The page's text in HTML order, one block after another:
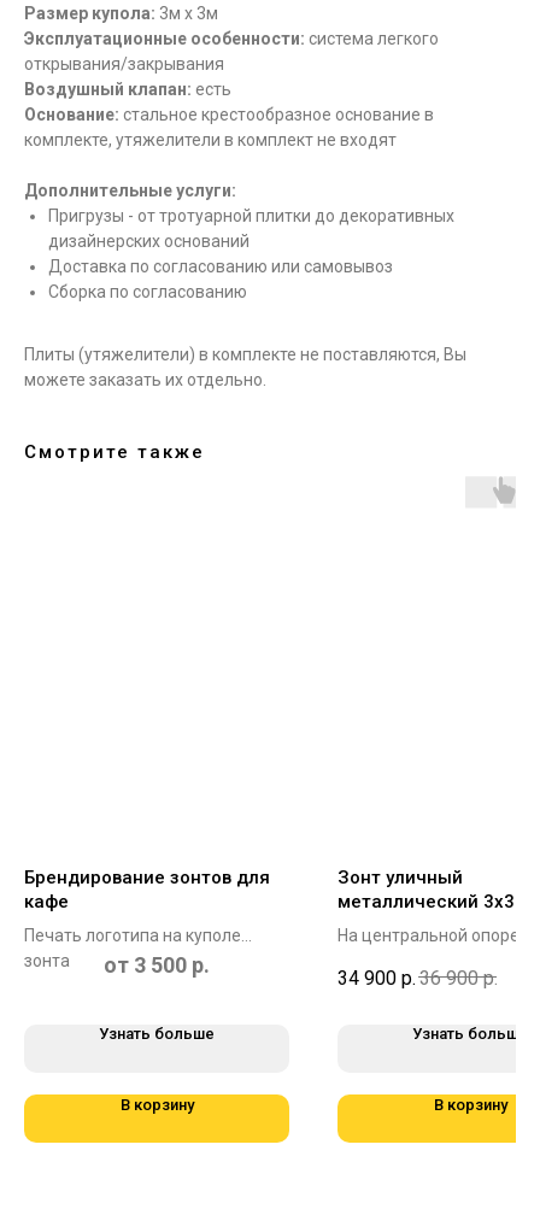
Размер купола: 3м х 3м
Эксплуатационные особенности: система легкого
открывания/закрывания
Воздушный клапан: есть
Основание: стальное крестообразное основание в
комплекте, утяжелители в комплект не входят
Дополнительные услуги:
Пригрузы - от тротуарной плитки до декоративных
дизайнерских оснований
Доставка по согласованию или самовывоз
Сборка по согласованию
Плиты (утяжелители) в комплекте не поставляются, Вы
можете заказать их отдельно.
Смотрите также
Брендирование зонтов для
кафе
Печать логотипа на куполе
зонта
от 3 500 р.
Узнать больше
В корзину
Зонт уличный
металлический 3x3
На центральной опоре,
руб
34 900 р. 36 900 р.
Узнать больше
В корзину